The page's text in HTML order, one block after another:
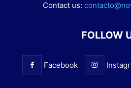
Contact us:
FOLLOW
Facebook